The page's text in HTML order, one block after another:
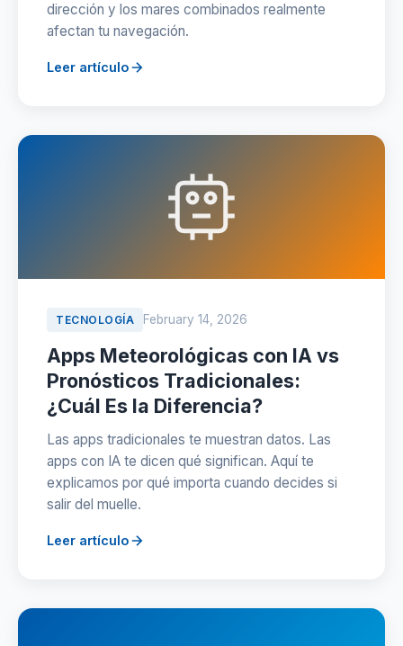
dirección y los mares combinados realmente
afectan tu navegación.
Leer artículo
TECNOLOGÍA February 14, 2026
Apps Meteorológicas con IA vs
Pronósticos Tradicionales:
¿Cuál Es la Diferencia?
Las apps tradicionales te muestran datos. Las
apps con IA te dicen qué significan. Aquí te
explicamos por qué importa cuando decides si
salir del muelle.
Leer artículo